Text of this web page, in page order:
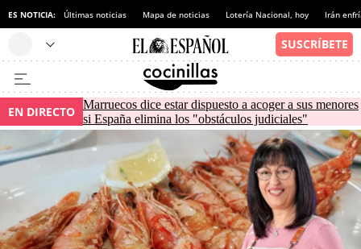
ES NOTICIA: Últimas noticias Mapa de noticias Lotería Nacional, hoy Irán
EN DIRECTO Marruecos dice estar dispuesto a acoger a sus menores
si España elimina los "obstáculos judiciales"